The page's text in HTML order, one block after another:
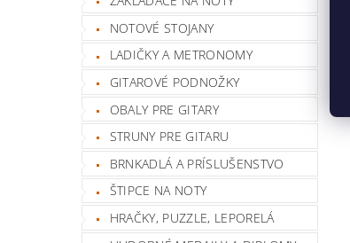
NOTOVÉ STOJANY
LADIČKY A METRONOMY
GITAROVÉ PODNOŽKY
OBALY PRE GITARY
STRUNY PRE GITARU
BRNKADLÁ A PRÍSLUŠENSTVO
ŠTIPCE NA NOTY
HRAČKY, PUZZLE, LEPORELÁ